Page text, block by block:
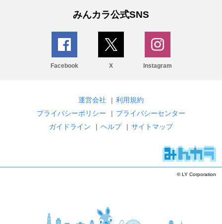
みんカラ公式SNS
Facebook X Instagram
運営会社 | 利用規約
プライバシーポリシー
| プライバシーセンター
ガイドライン
| ヘルプ | サイトマップ
© LY Corporation